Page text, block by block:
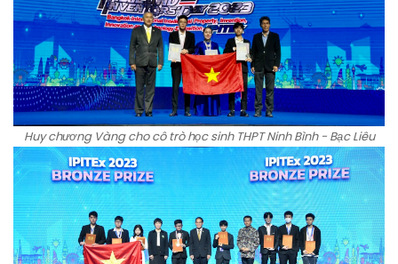
Huy chương Vàng cho cô trò học sinh THPT Ninh Bình - Bạc Liêu